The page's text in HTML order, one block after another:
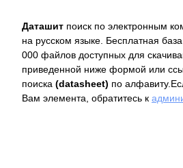
Даташит поиск по электронным
на русском языке. Бесплатная
000 файлов доступных для
приведенной ниже формой или
поиска (datasheet) по
Вам элемента, обратитесь к